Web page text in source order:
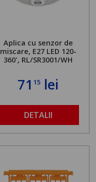
Aplica cu senzor de
miscare, E27 LED 120-
360', RL/SR3001/WH
7115 lei
DETALII